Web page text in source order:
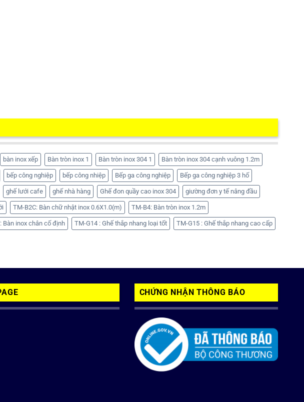
bàn inox xếp Bàn tròn inox 1 Bàn tròn inox 304 1 Bàn tròn inox 304 cạnh vuông 1.2m
bếp công nghiệp bếp công nhiệp Bếp ga công nghiệp Bếp ga công nghiệp 3 hố
ghế lưới cafe ghế nhà hàng Ghế đon quầy cao inox 304 giường đơn y tế nâng đầu
TM-B2C: Bàn chữ nhật inox 0.6X1.0(m) TM-B4: Bàn tròn inox 1.2m
Bàn inox chân cố định TM-G14 : Ghế thắp nhang loại tốt TM-G15 : Ghế thắp nhang cao cấp
CHỨNG NHẬN THÔNG BÁO